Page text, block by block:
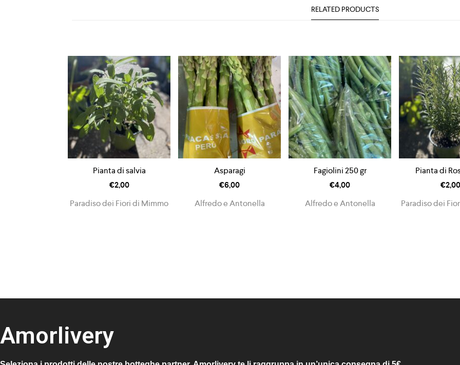
RELATED PRODUCTS
Pianta di salvia
€2,00
Paradiso dei Fiori di Mimmo
Asparagi
€6,00
Alfredo e Antonella
Fagiolini 250 gr
€4,00
Alfredo e Antonella
Pianta di
€2,00
Paradiso dei
Amorlivery